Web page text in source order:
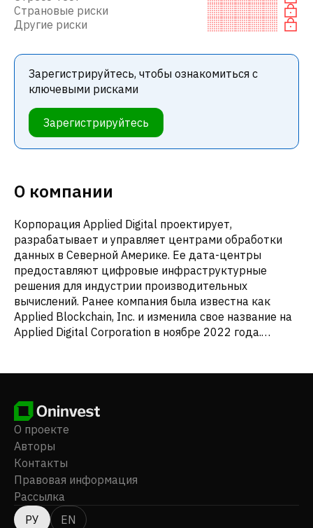
Страновые риски
Другие риски
Зарегистрируйтесь, чтобы ознакомиться с
ключевыми рисками
Зарегистрируйтесь
О компании
Корпорация Applied Digital проектирует,
разрабатывает и управляет центрами обработки
данных в Северной Америке. Ее дата-центры
предоставляют цифровые инфраструктурные
решения для индустрии производительных
вычислений. Ранее компания была известна как
Applied Blockchain, Inc. и изменила свое название на
Applied Digital Corporation в ноябре 2022 года.
О проекте
Авторы
Контакты
Правовая информация
Рассылка
РУ
EN